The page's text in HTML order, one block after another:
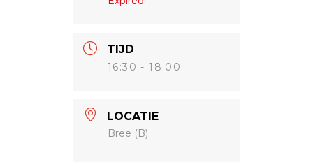
TIJD
16:30 - 18:00
LOCATIE
Bree (B)